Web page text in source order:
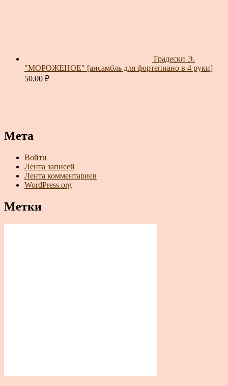
Градески Э.
"МОРОЖЕНОЕ" [ансамбль для фортепиано в 4 руки]
50.00 ₽
Мета
Войти
Лента записей
Лента комментариев
WordPress.org
Метки